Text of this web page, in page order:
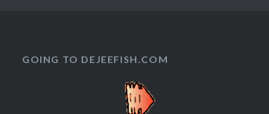
GOING TO DEJEEFISH.COM